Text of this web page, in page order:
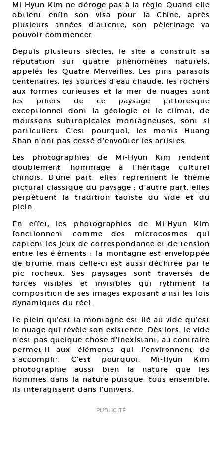
Mi-Hyun Kim ne déroge pas à la règle. Quand elle
obtient enfin son visa pour la Chine, après
plusieurs années d’attente, son pèlerinage va
pouvoir commencer.
Depuis plusieurs siècles, le site a construit sa
réputation sur quatre phénomènes naturels,
appelés les Quatre Merveilles. Les pins parasols
centenaires, les sources d’eau chaude, les rochers
aux formes curieuses et la mer de nuages sont
les piliers de ce paysage pittoresque
exceptionnel dont la géologie et le climat, de
moussons subtropicales montagneuses, sont si
particuliers. C’est pourquoi, les monts Huang
Shan n’ont pas cessé d’envoûter les artistes.
Les photographies de Mi-Hyun Kim rendent
doublement hommage à l’héritage culturel
chinois. D’une part, elles reprennent le thème
pictural classique du paysage ; d’autre part, elles
perpétuent la tradition taoïste du vide et du
plein.
En effet, les photographies de Mi-Hyun Kim
fonctionnent comme des microcosmes qui
captent les jeux de correspondance et de tension
entre les éléments : la montagne est enveloppée
de brume, mais celle-ci est aussi déchirée par le
pic rocheux. Ses paysages sont traversés de
forces visibles et invisibles qui rythment la
composition de ses images exposant ainsi les lois
dynamiques du réel.
Le plein qu’est la montagne est lié au vide qu’est
le nuage qui révèle son existence. Dès lors, le vide
n’est pas quelque chose d’inexistant, au contraire
permet-il aux éléments qui l’environnent de
s’accomplir. C’est pourquoi, Mi-Hyun Kim
photographie aussi bien la nature que les
hommes dans la nature puisque, tous ensemble,
ils interagissent dans l’univers.
PUBLICITÉ